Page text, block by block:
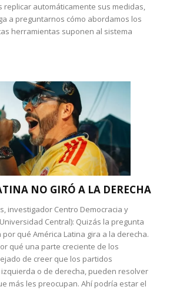
replicar automáticamente sus medidas,
a preguntarnos cómo abordamos los
herramientas suponen al sistema
NO GIRÓ A LA DERECHA
investigador Centro Democracia y
Central): Quizás la pregunta
qué América Latina gira a la derecha.
qué una parte creciente de los
de creer que los partidos
o de derecha, pueden resolver
más les preocupan. Ahí podría estar el